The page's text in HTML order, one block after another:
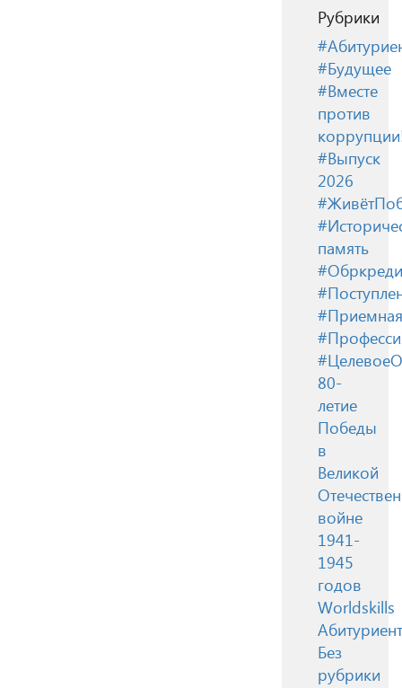
Рубрики
#Будущее
#Вместе
против
#Выпуск
2026
память
80-
летие
Победы
в
Великой
войне
1941-
1945
годов
Worldskills
Без
рубрики